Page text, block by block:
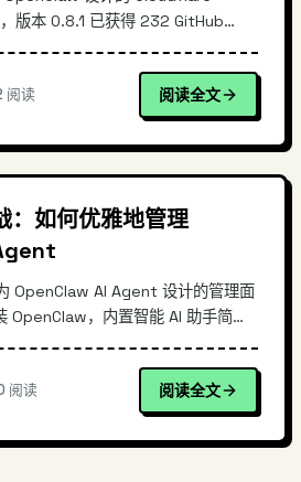
版本 0.8.1 已获得 232 GitHub
供详细的安装配置指南。适合需要
务的开发者和技术团队。
阅读 阅读全文
：如何优雅地管理
OpenClaw AI Agent 设计的管理面
OpenClaw，内置智能 AI 助手简化
搭建高效的 AI Agent 管理平台。适
的团队和个人开发者。
阅读 阅读全文